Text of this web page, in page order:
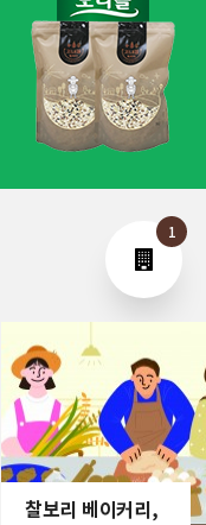
1
찰보리 베이커리,